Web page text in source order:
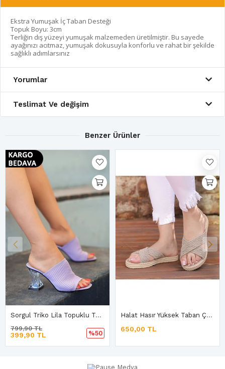
Ekstra Yumuşak İç Taban Desteği
Topuk Boyu: 3cm
Terliğin dış yüzeyi yumuşak malzemeden üretilmiştir. Bu sayede
ayağınızı acıtmaz, yumuşak dokusuyla konforlu ve rahat bir şekilde
sağlıklı adımlarsınız
Yorumlar
Teslimat Ve değişim
Benzer Ürünler
Sorgul Triko Lila Topuklu Terlik A-4
399,90 TL
799,90 TL
%50
Halat Hasır Yüksek Taban Çapraz Kadın Sandalet
650,00 TL